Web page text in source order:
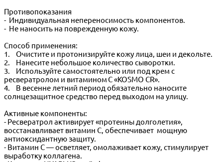
Противопоказания
- Индивидуальная непереносимость компонентов.
- Не наносить на поврежденную кожу.
Способ применения:
1. Очистите и протонизируйте кожу лица, шеи и декольте.
2. Нанесите небольшое количество сыворотки.
3. Используйте самостоятельно или под крем с
ресвератролом и витамином С «KOSMO CR».
4. В весенне летний период обязательно наносите
солнцезащитное средство перед выходом на улицу.
Активные компоненты:
- Ресвератрол активирует «протеины долголетия»,
восстанавливает витамин С, обеспечивает мощную
антиоксидантную защиту.
- Витамин С — осветляет, омолаживает кожу, стимулирует
выработку коллагена.